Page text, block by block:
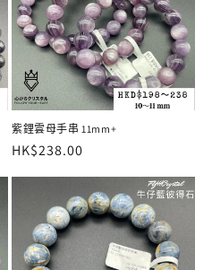
紫鋰雲母手串 11mm+
定
HK$238.00